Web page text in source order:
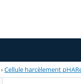
›Cellule harcèlement